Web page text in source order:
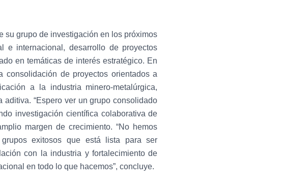
su grupo de investigación en los próximos
e internacional, desarrollo de proyectos
en temáticas de interés estratégico. En
de proyectos orientados a
a la industria minero-metalúrgica,
“Espero ver un grupo consolidado
investigación científica colaborativa de
margen de crecimiento. “No hemos
exitosos que está lista para ser
con la industria y fortalecimiento de
en todo lo que hacemos”, concluye.